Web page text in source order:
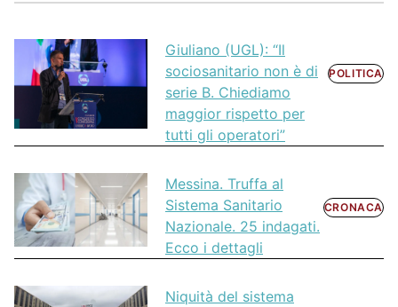
Giuliano (UGL): “Il
sociosanitario non è di
serie B. Chiediamo
maggior rispetto per
tutti gli operatori”
POLITICA
Messina. Truffa al
Sistema Sanitario
Nazionale. 25 indagati.
Ecco i dettagli
CRONACA
Niquità del sistema